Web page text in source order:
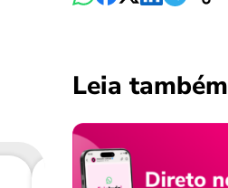
Leia também